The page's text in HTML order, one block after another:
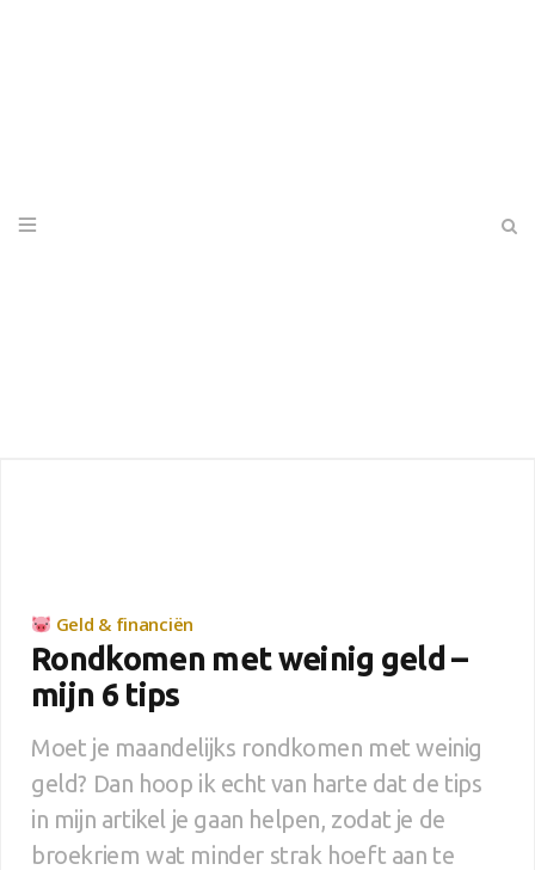
Geld & financiën
Rondkomen met weinig geld –
mijn 6 tips
Moet je maandelijks rondkomen met weinig
geld? Dan hoop ik echt van harte dat de tips
in mijn artikel je gaan helpen, zodat je de
broekriem wat minder strak hoeft aan te